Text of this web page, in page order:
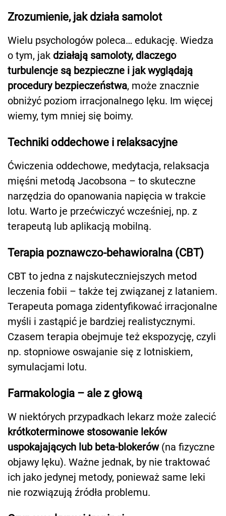
Zrozumienie, jak działa samolot
Wielu psychologów poleca… edukację. Wiedza
o tym, jak działają samoloty, dlaczego
turbulencje są bezpieczne i jak wyglądają
procedury bezpieczeństwa, może znacznie
obniżyć poziom irracjonalnego lęku. Im więcej
wiemy, tym mniej się boimy.
Techniki oddechowe i relaksacyjne
Ćwiczenia oddechowe, medytacja, relaksacja
mięśni metodą Jacobsona – to skuteczne
narzędzia do opanowania napięcia w trakcie
lotu. Warto je przećwiczyć wcześniej, np. z
terapeutą lub aplikacją mobilną.
Terapia poznawczo-behawioralna (CBT)
CBT to jedna z najskuteczniejszych metod
leczenia fobii – także tej związanej z lataniem.
Terapeuta pomaga zidentyfikować irracjonalne
myśli i zastąpić je bardziej realistycznymi.
Czasem terapia obejmuje też ekspozycję, czyli
np. stopniowe oswajanie się z lotniskiem,
symulacjami lotu.
Farmakologia – ale z głową
W niektórych przypadkach lekarz może zalecić
krótkoterminowe stosowanie leków
uspokajających lub beta-blokerów(na fizyczne
objawy lęku). Ważne jednak, by nie traktować
ich jako jedynej metody, ponieważ same leki
nie rozwiązują źródła problemu.